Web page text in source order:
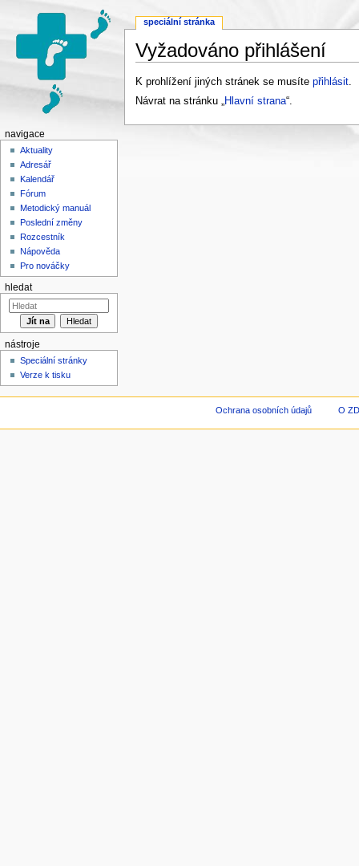
Vyžadováno přihlášení
K prohlížení jiných stránek se musíte přihlásit.
Návrat na stránku „Hlavní strana“.
speciální stránka
navigace
Aktuality
Adresář
Kalendář
Fórum
Metodický manuál
Poslední změny
Rozcestník
Nápověda
Pro nováčky
hledat
nástroje
Speciální stránky
Verze k tisku
Ochrana osobních údajů O